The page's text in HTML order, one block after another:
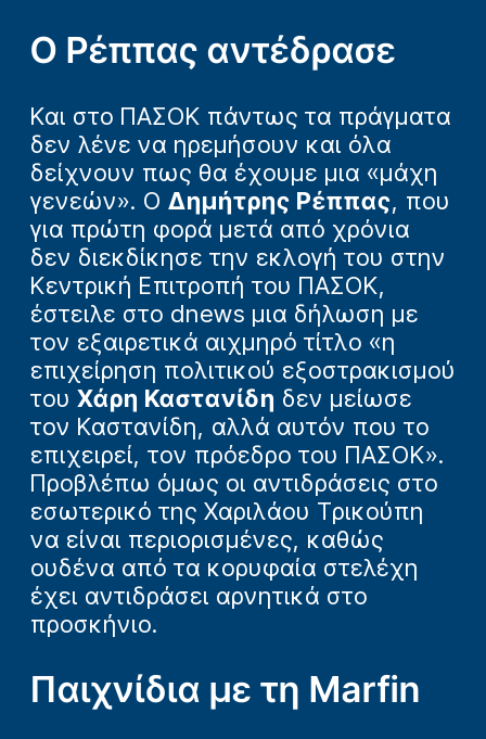
Ο Ρέππας αντέδρασε
Και στο ΠΑΣΟΚ πάντως τα πράγματα
δεν λένε να ηρεμήσουν και όλα
δείχνουν πως θα έχουμε μια «μάχη
γενεών». Ο Δημήτρης Ρέππας, που
για πρώτη φορά μετά από χρόνια
δεν διεκδίκησε την εκλογή του στην
Κεντρική Επιτροπή του ΠΑΣΟΚ,
έστειλε στο dnews μια δήλωση με
τον εξαιρετικά αιχμηρό τίτλο «η
επιχείρηση πολιτικού εξοστρακισμού
του Χάρη Καστανίδη δεν μείωσε
τον Καστανίδη, αλλά αυτόν που το
επιχειρεί, τον πρόεδρο του ΠΑΣΟΚ».
Προβλέπω όμως οι αντιδράσεις στο
εσωτερικό της Χαριλάου Τρικούπη
να είναι περιορισμένες, καθώς
ουδένα από τα κορυφαία στελέχη
έχει αντιδράσει αρνητικά στο
προσκήνιο.
Παιχνίδια με τη Marfin